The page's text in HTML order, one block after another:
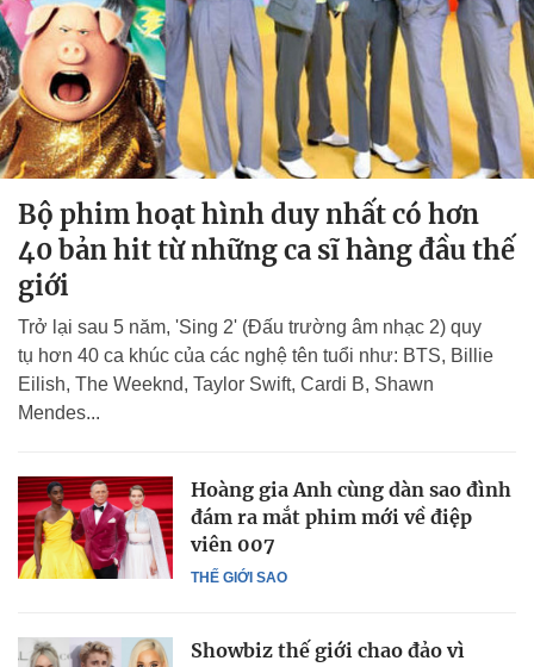
Bộ phim hoạt hình duy nhất có hơn
40 bản hit từ những ca sĩ hàng đầu thế
giới
Trở lại sau 5 năm, 'Sing 2' (Đấu trường âm nhạc 2) quy
tụ hơn 40 ca khúc của các nghệ tên tuổi như: BTS, Billie
Eilish, The Weeknd, Taylor Swift, Cardi B, Shawn
Mendes...
THẾ GIỚI SAO
Hoàng gia Anh cùng dàn sao đình
đám ra mắt phim mới về điệp
viên 007
Showbiz thế giới chao đảo vì